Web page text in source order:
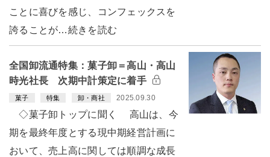
ことに喜びを感じ、コンフェックスを
誇ることが…続きを読む
全国卸流通特集：菓子卸＝高山・高山
時光社長 次期中計策定に着手
菓子 特集 卸・商社 2025.09.30
◇菓子卸トップに聞く 高山は、今
期を最終年度とする現中期経営計画に
おいて、売上高に関しては順調な成長